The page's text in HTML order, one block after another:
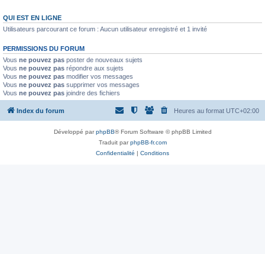
QUI EST EN LIGNE
Utilisateurs parcourant ce forum : Aucun utilisateur enregistré et 1 invité
PERMISSIONS DU FORUM
Vous ne pouvez pas poster de nouveaux sujets
Vous ne pouvez pas répondre aux sujets
Vous ne pouvez pas modifier vos messages
Vous ne pouvez pas supprimer vos messages
Vous ne pouvez pas joindre des fichiers
Index du forum Heures au format UTC+02:00
Développé parphpBB® Forum Software © phpBB Limited
Traduit parphpBB-fr.com
Confidentialité | Conditions